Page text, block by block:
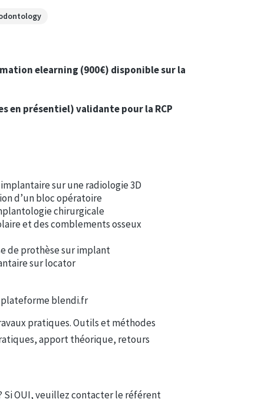
elearning (900€) disponible sur la
en présentiel) validante pour la RCP
sur une radiologie 3D
d’un bloc opératoire
chirurgicale
et des comblements osseux
de prothèse sur implant
sur locator
plateforme blendi.fr
pratiques. Outils et méthodes
apport théorique, retours
Si OUI, veuillez contacter le référent